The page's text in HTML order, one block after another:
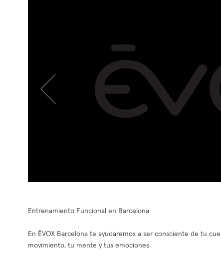
Entrenamiento Funcional en Barcelona
En ĒVOX Barcelona te ayudaremos a ser consciente de tu
movimiento, tu mente y tus emociones.